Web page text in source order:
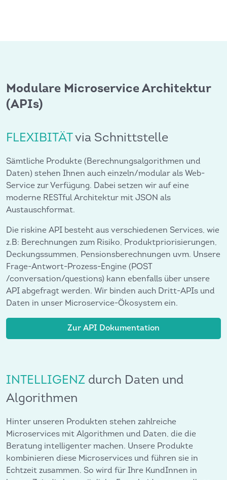
Modulare Microservice Architektur
(APIs)
FLEXIBITÄT via Schnittstelle
Sämtliche Produkte (Berechnungsalgorithmen und
Daten) stehen Ihnen auch einzeln/modular als Web-
Service zur Verfügung. Dabei setzen wir auf eine
moderne RESTful Architektur mit JSON als
Austauschformat.
Die riskine API besteht aus verschiedenen Services, wie
z.B: Berechnungen zum Risiko, Produktpriorisierungen,
Deckungssummen, Pensionsberechnungen uvm. Unsere
Frage-Antwort-Prozess-Engine (POST
/conversation/questions) kann ebenfalls über unsere
API abgefragt werden. Wir binden auch Dritt-APIs und
Daten in unser Microservice-Ökosystem ein.
Zur API Dokumentation
INTELLIGENZ durch Daten und
Algorithmen
Hinter unseren Produkten stehen zahlreiche
Microservices mit Algorithmen und Daten, die die
Beratung intelligenter machen. Unsere Produkte
kombinieren diese Microservices und führen sie in
Echtzeit zusammen. So wird für Ihre KundInnen in